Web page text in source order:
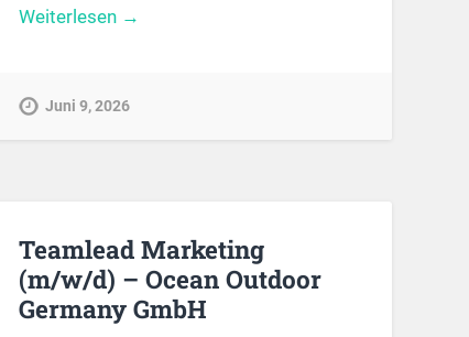
Weiterlesen →
Juni 9, 2026
Teamlead Marketing
(m/w/d) – Ocean Outdoor
Germany GmbH